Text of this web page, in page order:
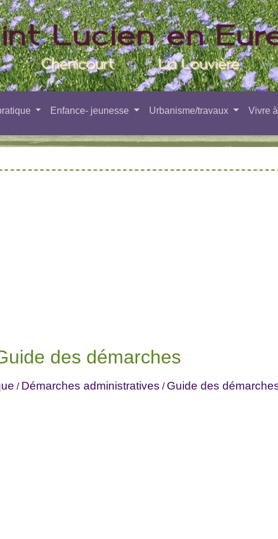
Enfance- jeunesse Urbanisme/travaux Vivre
des démarches
/ Démarches administratives / Guide des